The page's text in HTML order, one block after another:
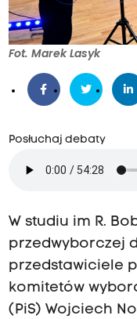
Fot. Marek Lasyk
Posłuchaj debaty
W studiu im R.
przedwyborczej
przedstawiciele
komitetów
(PiS) Wojciech